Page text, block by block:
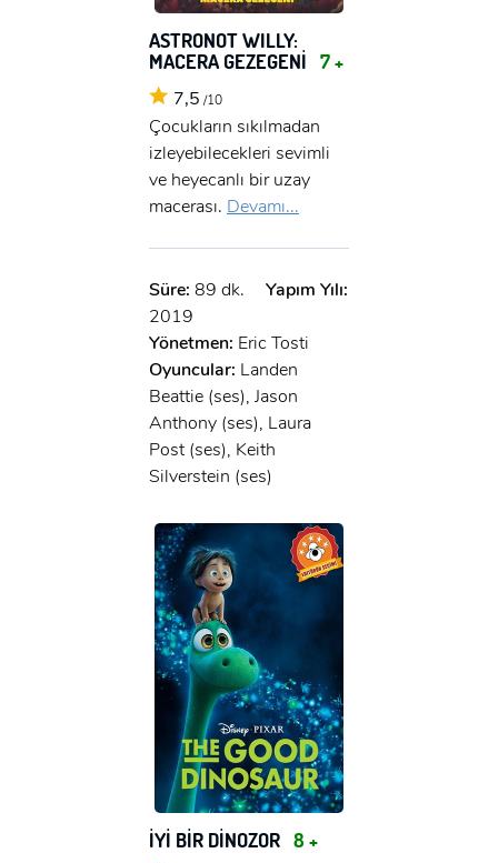
ASTRONOT WILLY:
MACERA GEZEGENİ 7 +
7,5 /10
Çocukların sıkılmadan
izleyebilecekleri sevimli
ve heyecanlı bir uzay
macerası. Devamı...
Süre: 89 dk.
Yapım Yılı:
2019
Yönetmen: Eric Tosti
Oyuncular: Landen
Beattie (ses), Jason
Anthony (ses), Laura
Post (ses), Keith
Silverstein (ses)
İYİ BİR DİNOZOR 8 +